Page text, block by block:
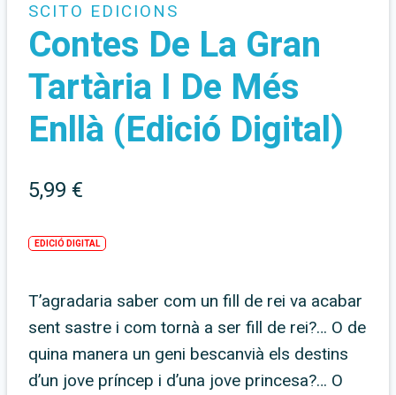
SCITO EDICIONS
Contes De La Gran
Tartària I De Més
Enllà (edició Digital)
5,99 €
EDICIÓ DIGITAL
T’agradaria saber com un fill de rei va acabar
sent sastre i com tornà a ser fill de rei?… O de
quina manera un geni bescanvià els destins
d’un jove príncep i d’una jove princesa?… O